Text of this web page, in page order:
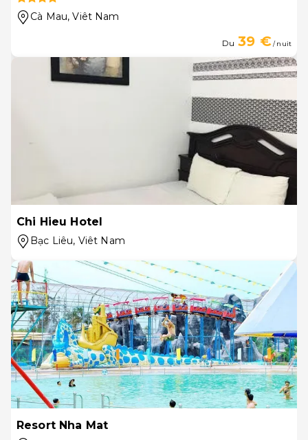
Cà Mau, Viêt Nam
Du 39 €/ nuit
Chi Hieu Hotel
Bạc Liêu, Viêt Nam
Resort Nha Mat